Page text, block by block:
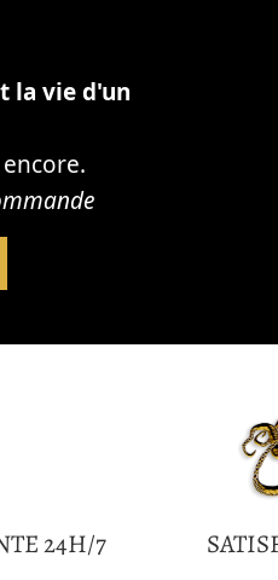
la vie d'un
24H/7